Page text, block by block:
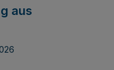
aus